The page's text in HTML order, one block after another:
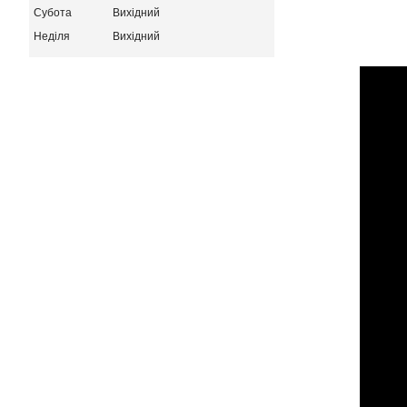
Субота
Вихідний
Неділя
Вихідний